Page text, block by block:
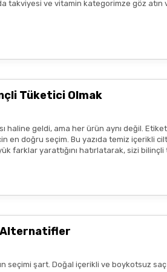
ederim boykot ürünleri
geldi,özenli paketlenmişti.
aldıklarım burada daha
ilk tercih sebebimdi iletişim ve
tavsiyesinin yerini tutmaz.
önce ürünün küçük bir bölgede
ürün kullanımını durdurunuz
uygun şekilde paylaşılmaktadır.
takviyesi ve vitamin kategorimze göz atın
Tüketici Olmak
haline geldi, ama her ürün aynı değil.
en doğru seçim. Bu yazıda temiz içerikli
farklar yarattığını hatırlatarak, sizi
Alternatifler
şart. Doğal içerikli ve boykotsuz saç